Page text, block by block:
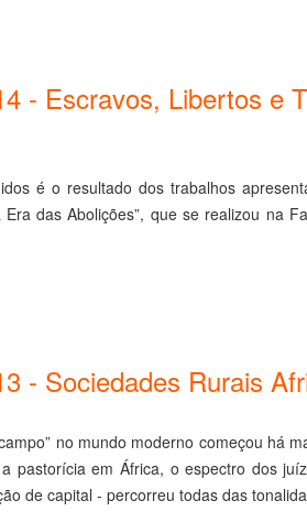
- Escravos, Libertos e
é o resultado dos trabalhos
das Abolições”, que se realizou na
- Sociedades Rurais
no mundo moderno começou há
pastorícia em África, o espectro dos
de capital - percorreu todas das